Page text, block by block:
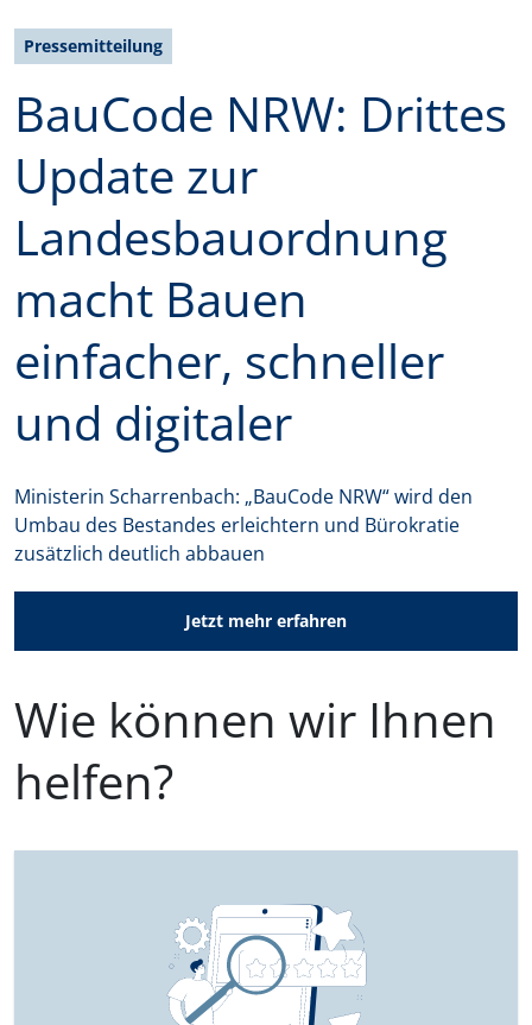
Pressemitteilung
BauCode NRW: Drittes
Update zur
Landesbauordnung
macht Bauen
einfacher, schneller
und digitaler
Ministerin Scharrenbach: „BauCode NRW“ wird den
Umbau des Bestandes erleichtern und Bürokratie
zusätzlich deutlich abbauen
Jetzt mehr erfahren
Wie können wir Ihnen
helfen?